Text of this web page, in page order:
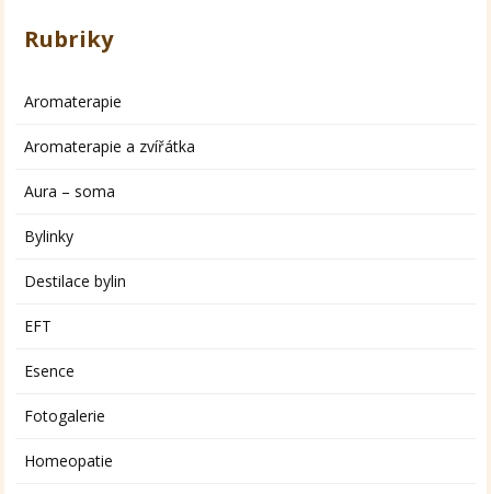
Rubriky
Aromaterapie
Aromaterapie a zvířátka
Aura – soma
Bylinky
Destilace bylin
EFT
Esence
Fotogalerie
Homeopatie